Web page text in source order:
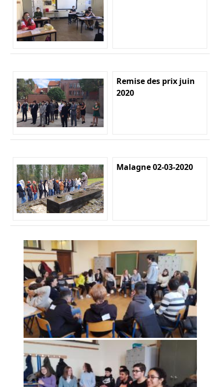
Remise des prix juin
2020
Malagne 02-03-2020